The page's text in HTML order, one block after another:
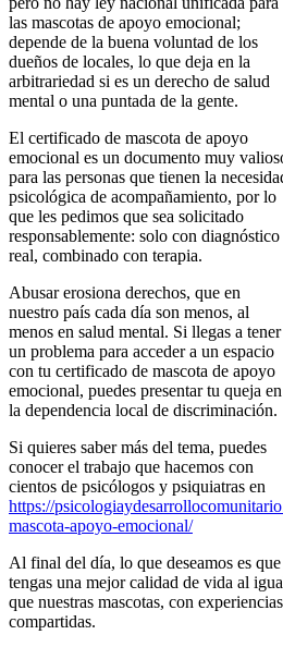
las mascotas de apoyo emocional;
depende de la buena voluntad de los
dueños de locales, lo que deja en la
arbitrariedad si es un derecho de salud
mental o una puntada de la gente.
El certificado de mascota de apoyo
emocional es un documento muy
para las personas que tienen la
psicológica de acompañamiento, por lo
que les pedimos que sea solicitado
responsablemente: solo con diagnóstico
real, combinado con terapia.
Abusar erosiona derechos, que en
nuestro país cada día son menos, al
menos en salud mental. Si llegas a tener
un problema para acceder a un espacio
con tu certificado de mascota de apoyo
emocional, puedes presentar tu queja en
la dependencia local de discriminación.
Si quieres saber más del tema, puedes
conocer el trabajo que hacemos con
cientos de psicólogos y psiquiatras en
https://
mascota-apoyo-emocional/
Al final del día, lo que deseamos es que
tengas una mejor calidad de vida al
que nuestras mascotas, con experiencias
compartidas.